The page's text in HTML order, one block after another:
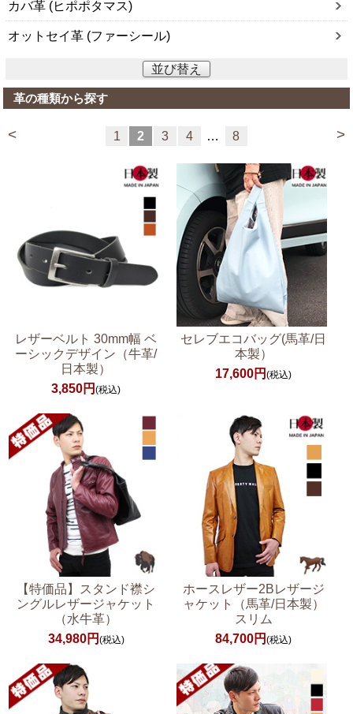
カバ革 (ヒポポタマス)
オットセイ革 (ファーシール)
並び替え
革の種類から探す
< >
1 2 3 4 … 8
レザーベルト 30mm幅 ベ
ーシックデザイン（牛革/
日本製）
3,850円(税込)
セレブエコバッグ(馬革/日
本製）
17,600円(税込)
【特価品】スタンド襟シ
ングルレザージャケット
（水牛革）
34,980円 (税込)
ホースレザー2Bレザージ
ャケット（馬革/日本製）
スリム
84,700円(税込)